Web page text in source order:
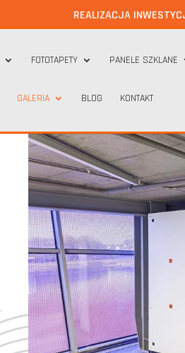
REALIZACJA
FOTOTAPETY PANELE SZKLANE
GALERIA BLOG KONTAKT